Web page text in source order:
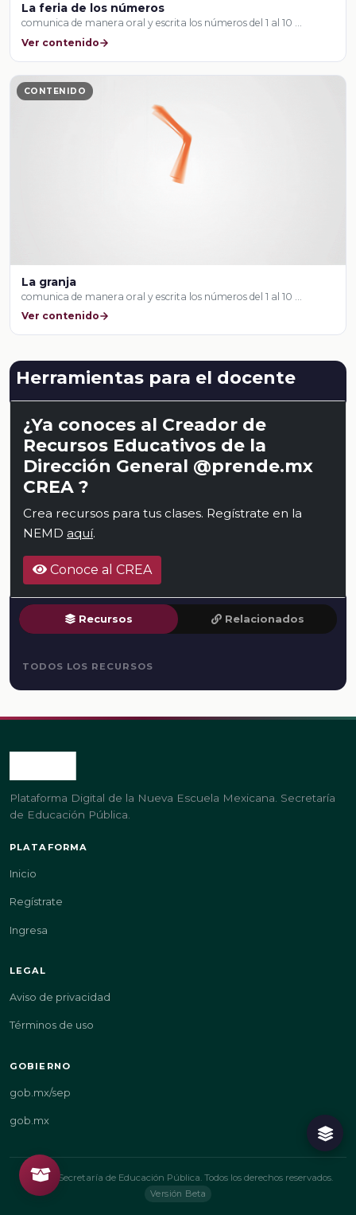
La feria de los números
comunica de manera oral y escrita los números del 1 al 10 …
Ver contenido
CONTENIDO
La granja
comunica de manera oral y escrita los números del 1 al 10 …
Ver contenido
Herramientas para el docente
¿Ya conoces al Creador de
Recursos Educativos de la
Dirección General @prende.mx
CREA ?
Crea recursos para tus clases. Regístrate en la
NEMD aquí.
Conoce al CREA
Recursos Relacionados
TODOS LOS RECURSOS
Plataforma Digital de la Nueva Escuela Mexicana. Secretaría
de Educación Pública.
PLATAFORMA
Inicio
Regístrate
Ingresa
LEGAL
Aviso de privacidad
Términos de uso
GOBIERNO
gob.mx/sep
gob.mx
© 2026 Secretaría de Educación Pública. Todos los derechos reservados.
Versión Beta